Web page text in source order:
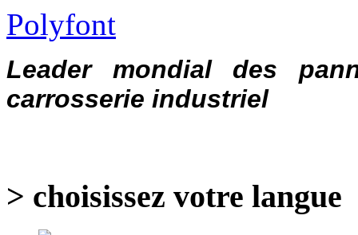
Polyfont
Leader mondial des
carrosserie industriel
> choisissez votre langue